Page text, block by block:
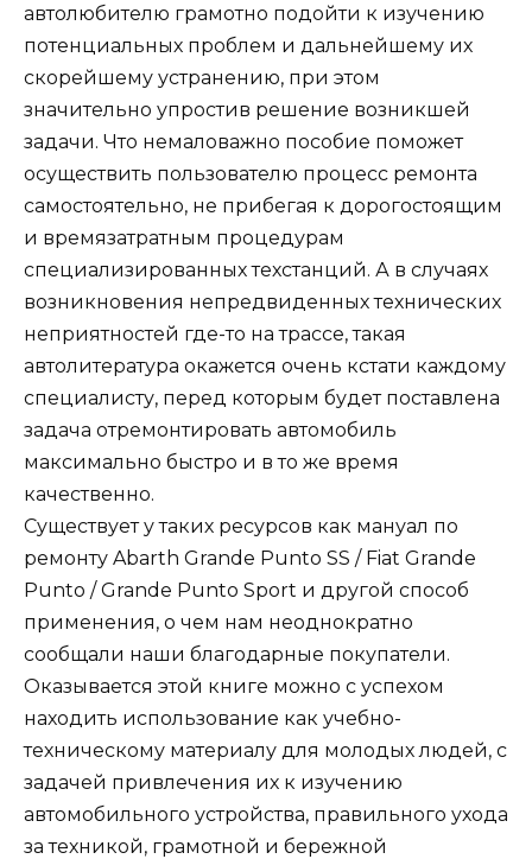
автолюбителю грамотно подойти к изучению
потенциальных проблем и дальнейшему их
скорейшему устранению, при этом
значительно упростив решение возникшей
задачи. Что немаловажно пособие поможет
осуществить пользователю процесс ремонта
самостоятельно, не прибегая к дорогостоящим
и времязатратным процедурам
специализированных техстанций. А в случаях
возникновения непредвиденных технических
неприятностей где-то на трассе, такая
автолитература окажется очень кстати каждому
специалисту, перед которым будет поставлена
задача отремонтировать автомобиль
максимально быстро и в то же время
качественно.
Существует у таких ресурсов как мануал по
ремонту Abarth Grande Punto SS / Fiat Grande
Punto / Grande Punto Sport и другой способ
применения, о чем нам неоднократно
сообщали наши благодарные покупатели.
Оказывается этой книге можно с успехом
находить использование как учебно-
техническому материалу для молодых людей, с
задачей привлечения их к изучению
автомобильного устройства, правильного ухода
за техникой, грамотной и бережной